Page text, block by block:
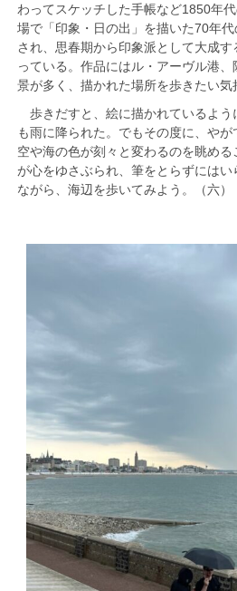
わってスケッチした手帳など1850年
場で「印象・日の出」を描いた70年
され、思春期から印象派として大成
っている。作品にはル・アーヴル港
景が多く、描かれた場所を歩きたい気
歩きだすと、絵に描かれているよう
も雨に降られた。でもその度に、やが
空や海の色が刻々と変わるのを眺め
が心をゆさぶられ、筆をとらずには
ながら、海辺を歩いてみよう。（六）